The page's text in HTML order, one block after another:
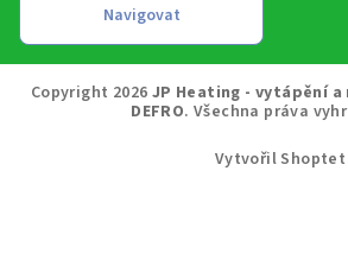
Copyright 2026 JP Heating - vytápění
DEFRO. Všechna práva
Vytvořil Shoptet